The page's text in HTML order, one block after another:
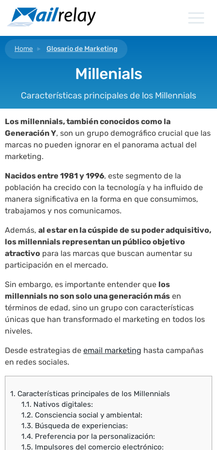
contenido
Home Glosario de Marketing
Millenials
Características principales de los Millennials
Los millennials, también conocidos como la
Generación Y, son un grupo demográfico crucial que las
marcas no pueden ignorar en el panorama actual del
marketing.
Nacidos entre 1981 y 1996, este segmento de la
población ha crecido con la tecnología y ha influido de
manera significativa en la forma en que consumimos,
trabajamos y nos comunicamos.
Además, al estar en la cúspide de su poder adquisitivo,
los millennials representan un público objetivo
atractivo para las marcas que buscan aumentar su
participación en el mercado.
Sin embargo, es importante entender que los
millennials no son solo una generación más en
términos de edad, sino un grupo con características
únicas que han transformado el marketing en todos los
niveles.
Desde estrategias de email marketing hasta campañas
en redes sociales.
1. Características principales de los Millennials
1.1. Nativos digitales:
1.2. Consciencia social y ambiental:
1.3. Búsqueda de experiencias:
1.4. Preferencia por la personalización:
1.5. Impulsores del comercio electrónico: